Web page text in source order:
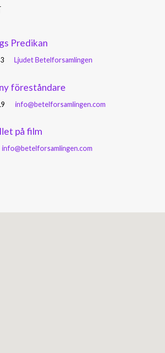
Predikan
Ljudet Betelforsamlingen
föreståndare
info@betelforsamlingen.com
på film
info@betelforsamlingen.com